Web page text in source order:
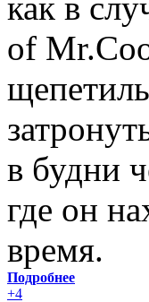
of
в будни
где он
время.
Подробнее
+4